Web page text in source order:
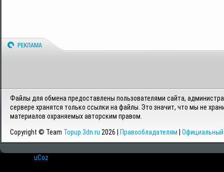
Файлы для обмена предоставлены пользователями сайта,
сервере хранятся только ссылки на файлы. Это значит, что мы не
материалов охраняемых авторским правом.
Copyright © Team Topup.3dn.ru 2026 | Правообладателям Официальный
uCoz